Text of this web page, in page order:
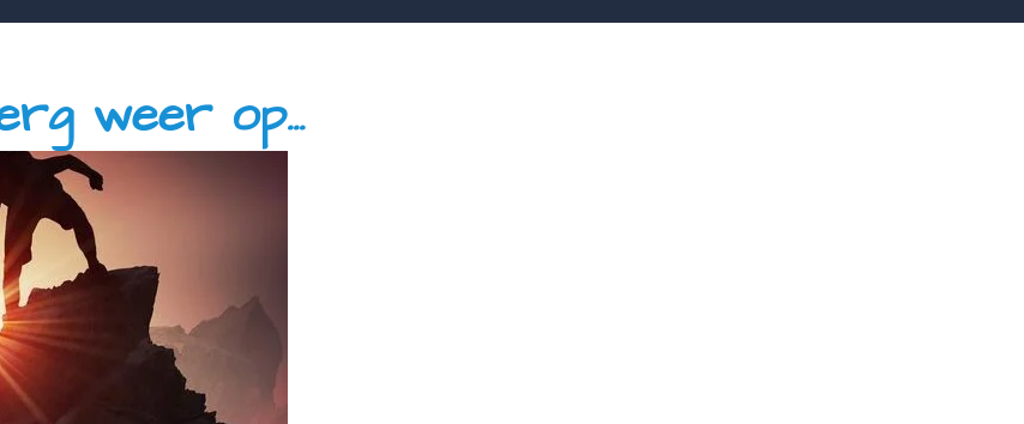
weer op...